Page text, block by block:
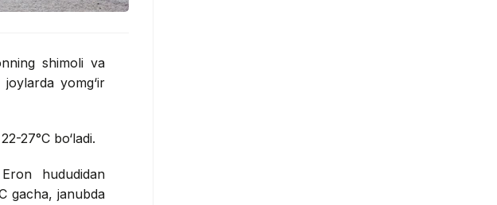
shimoli va
yomg‘ir
27°C bo‘ladi.
hududidan
gacha, janubda